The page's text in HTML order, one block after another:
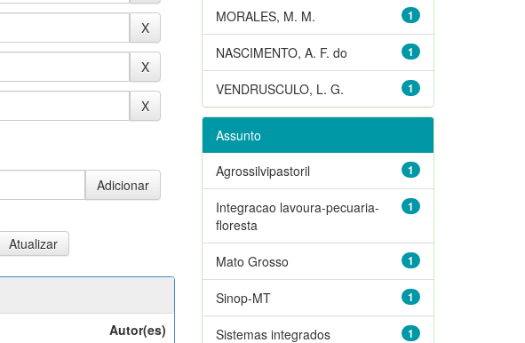
Autor(es)
1
MORALES, M. M.
1
NASCIMENTO, A. F. do
1
VENDRUSCULO, L. G.
Assunto
1
Agrossilvipastoril
1
Integracao lavoura-pecuaria-
floresta
1
Mato Grosso
1
Sinop-MT
1
Sistemas integrados